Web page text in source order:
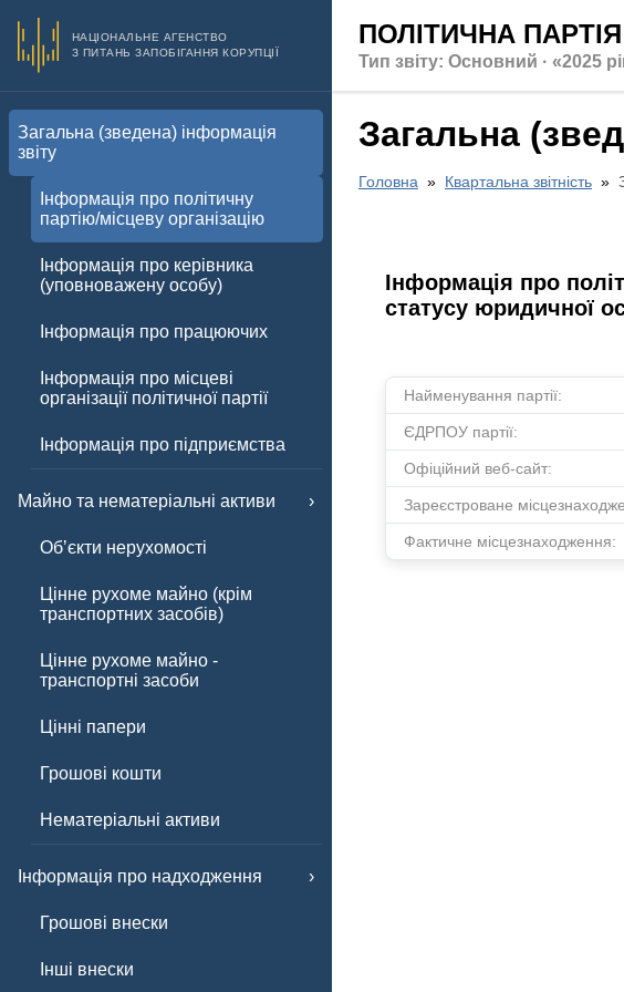
НАЦІОНАЛЬНЕ АГЕНСТВО
З ПИТАНЬ ЗАПОБІГАННЯ КОРУПЦІЇ
Загальна (зведена) інформація
звіту
Інформація про політичну
партію/місцеву організацію
Інформація про керівника
(уповноважену особу)
Інформація про працюючих
Інформація про місцеві
організації політичної партії
Інформація про підприємства
Майно та нематеріальні активи
Обʼєкти нерухомості
Цінне рухоме майно (крім
транспортних засобів)
Цінне рухоме майно -
транспортні засоби
Цінні папери
Грошові кошти
Нематеріальні активи
Інформація про надходження
Грошові внески
Інші внески
ПОЛІТИЧНА
Тип звіту: Основний · «2025
Загальна
Головна Квартальна звітність
Інформація про
статусу юридичної
Найменування партії:
ЄДРПОУ партії:
Офіційний веб-сайт:
Зареєстроване
Фактичне місцезнаходження: